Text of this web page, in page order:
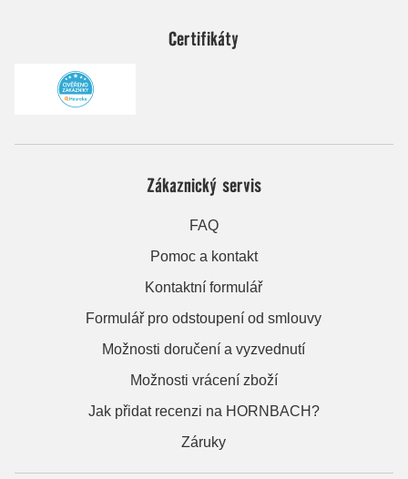
Certifikáty
Zákaznický servis
FAQ
Pomoc a kontakt
Kontaktní formulář
Formulář pro odstoupení od smlouvy
Možnosti doručení a vyzvednutí
Možnosti vrácení zboží
Jak přidat recenzi na HORNBACH?
Záruky